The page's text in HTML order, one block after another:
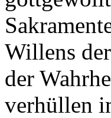
Willens
der
verhüllen